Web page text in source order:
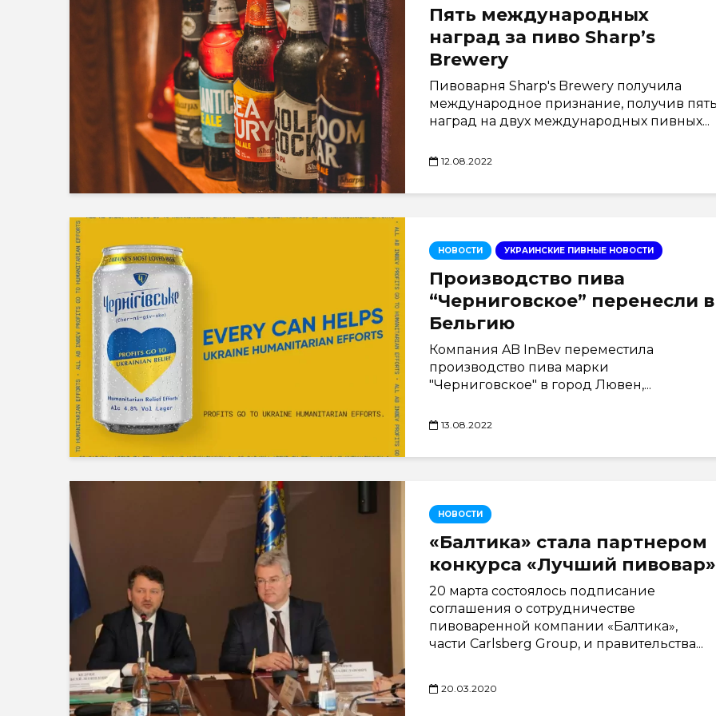
Пять международных
наград за пиво Sharp’s
Brewery
Пивоварня Sharp's Brewery получила
международное признание, получив
наград на двух международных пивных...
12.08.2022
НОВОСТИ УКРАИНСКИЕ ПИВНЫЕ НОВОСТИ
Производство пива
“Черниговское” перенесли в
Бельгию
Компания AB InBev переместила
производство пива марки
"Черниговское" в город Лювен,...
13.08.2022
НОВОСТИ
«Балтика» стала партнером
конкурса «Лучший пивовар»
20 марта состоялось подписание
соглашения о сотрудничестве
пивоваренной компании «Балтика»,
части Carlsberg Group, и правительства...
20.03.2020